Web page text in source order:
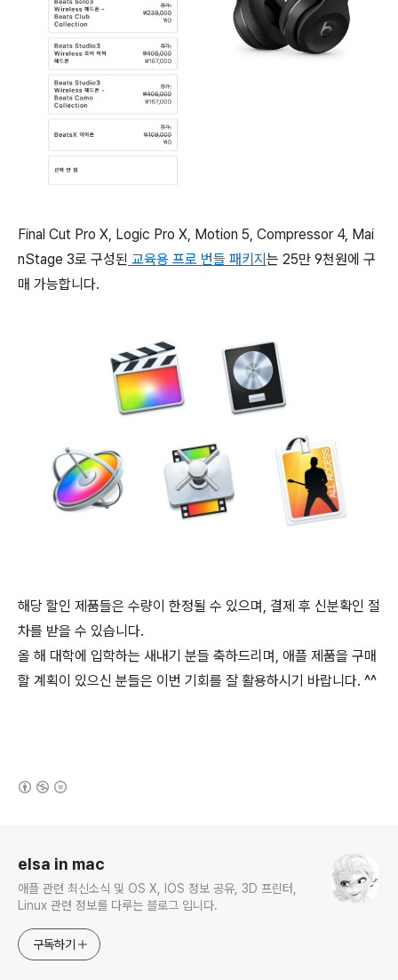
Final Cut Pro X, Logic Pro X, Motion 5, Compressor 4, Mai
nStage 3로 구성된 교육용 프로 번들 패키지는 25만 9천원에 구
매 가능합니다.
해당 할인 제품들은 수량이 한정될 수 있으며, 결제 후 신분확인 절
차를 받을 수 있습니다.
올 해 대학에 입학하는 새내기 분들 축하드리며, 애플 제품을 구매
할 계획이 있으신 분들은 이번 기회를 잘 활용하시기 바랍니다. ^^
elsa in mac
애플 관련 최신소식 및 OS X, IOS 정보 공유, 3D 프린터,
Linux 관련 정보를 다루는 블로그 입니다.
구독하기